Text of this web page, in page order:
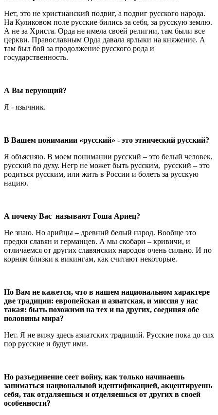
Нет, это не христианский подвиг, а подвиг русского народа.
На Куликовом поле русские бились за себя, за русскую землю.
А не за Христа. Орда не имела своей религии, там были все
церкви. Православным Орда давала ярлыки на княжение. А
там был бой за продолжение русского рода и
государственность.
А Вы верующий?
Я - язычник.
В Вашем понимании «русский» - это этнический русский?
Я объясняю. В моем понимании русский – это белый человек,
русский по духу. Негр не может быть русским, русский – это
родиться русским, или жить в России и болеть за русскую
нацию.
А почему Вас называют Гоша Ариец?
Не знаю. Но арийцы – древний белый народ. Вообще это
предки славян и германцев. А мы скобари – кривичи, и
отличаемся от других славянских народов очень сильно. И по
корням близки к викингам, как считают некоторые.
Но Вам не кажется, что в нашем национальном характере
две традиции: европейская и азиатская, и миссия у нас
такая: быть похожими на тех и на других, соединяя обе
половины мира?
Нет. Я не вижу здесь азиатских традиций. Русские пока до сих
пор русские и будут ими.
Но разъединение сеет войну, как только начинаешь
заниматься национальной идентификацией, акцентируешь
себя, так отдаляешься и отделяешься от других в своей
особенности?